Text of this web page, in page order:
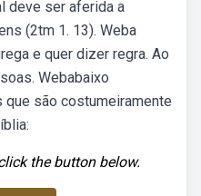
deve ser aferida a
(2tm 1. 13). Weba
e quer dizer regra. Ao
Webabaixo
são costumeiramente
the button below.